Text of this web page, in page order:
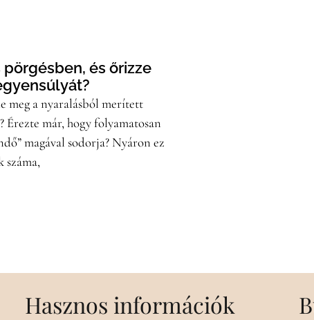
és őrizze
meg a nyaralásból merített
már, hogy folyamatosan
magával sodorja? Nyáron ez
száma,
Hasznos információk